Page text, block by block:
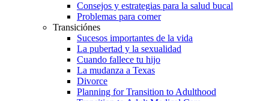
Consejos y estrategias para la salud bucal
Problemas para comer
Transiciónes
Sucesos importantes de la vida
La pubertad y la sexualidad
Cuando fallece tu hijo
La mudanza a Texas
Divorce
Planning for Transition to Adulthood